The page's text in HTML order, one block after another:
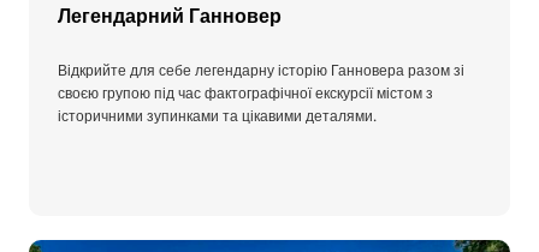
Легендарний Ганновер
Відкрийте для себе легендарну історію Ганновера разом зі
своєю групою під час фактографічної екскурсії містом з
історичними зупинками та цікавими деталями.